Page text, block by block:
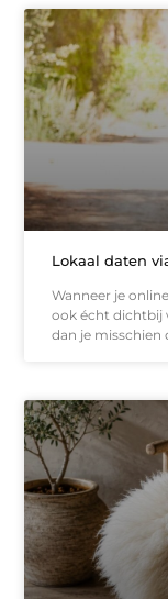
Lokaal daten
Wanneer je
ook écht dichtbij
dan je misschien